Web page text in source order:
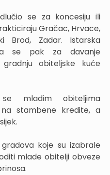
se za koncesiju ili
Gračac, Hrvace,
Brod, Zadar. Istarska
se pak za davanje
obiteljske kuće
mladim obiteljima
stambene kredite, a
koje su izabrale
mlade obitelji obveze